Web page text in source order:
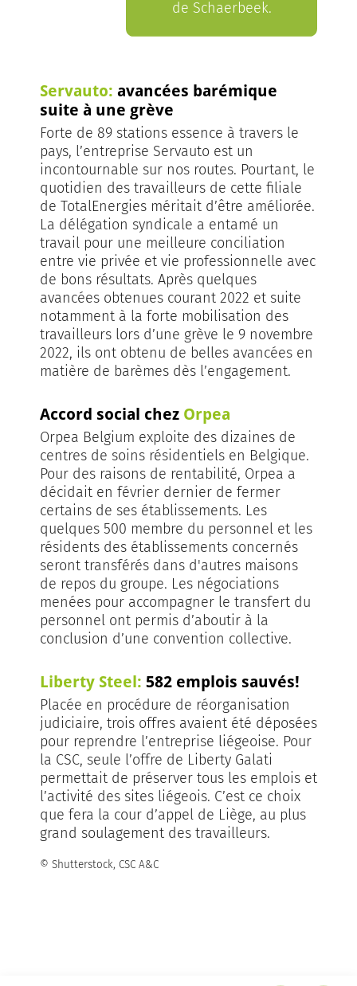
de Schaerbeek.
Servauto: avancées barémique
suite à une grève
Forte de 89 stations essence à travers le
pays, l’entreprise Servauto est un
incontournable sur nos routes. Pourtant, le
quotidien des travailleurs de cette filiale
de TotalEnergies méritait d’être améliorée.
La délégation syndicale a entamé un
travail pour une meilleure conciliation
entre vie privée et vie professionnelle avec
de bons résultats. Après quelques
avancées obtenues courant 2022 et suite
notamment à la forte mobilisation des
travailleurs lors d’une grève le 9 novembre
2022, ils ont obtenu de belles avancées en
matière de barèmes dès l’engagement.
Accord social chez Orpea
Orpea Belgium exploite des dizaines de
centres de soins résidentiels en Belgique.
Pour des raisons de rentabilité, Orpea a
décidait en février dernier de fermer
certains de ses établissements. Les
quelques 500 membre du personnel et les
résidents des établissements concernés
seront transférés dans d'autres maisons
de repos du groupe. Les négociations
menées pour accompagner le transfert du
personnel ont permis d’aboutir à la
conclusion d’une convention collective.
Liberty Steel: 582 emplois sauvés!
Placée en procédure de réorganisation
judiciaire, trois offres avaient été déposées
pour reprendre l’entreprise liégeoise. Pour
la CSC, seule l’offre de Liberty Galati
permettait de préserver tous les emplois et
l’activité des sites liégeois. C’est ce choix
que fera la cour d’appel de Liège, au plus
grand soulagement des travailleurs.
© Shutterstock, CSC A&C